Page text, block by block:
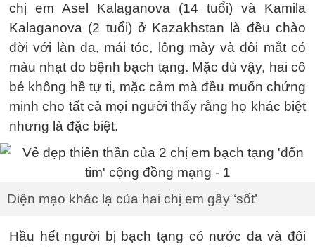
chị em Asel Kalaganova (14 tuổi) và Kamila
Kalaganova (2 tuổi) ở Kazakhstan là đều chào
đời với làn da, mái tóc, lông mày và đôi mắt có
màu nhạt do bệnh bạch tạng. Mặc dù vậy, hai cô
bé không hề tự ti, mặc cảm mà đều muốn chứng
minh cho tất cả mọi người thấy rằng họ khác biệt
nhưng là đặc biệt.
Diện mạo khác lạ của hai chị em gây ‘sốt’
Hầu hết người bị bạch tạng có nước da và đôi